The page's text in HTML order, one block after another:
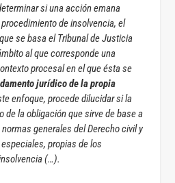
si una acción emana
de insolvencia, el
se basa el Tribunal de Justicia
al que corresponde una
procesal en el que ésta se
jurídico de la propia
enfoque, procede dilucidar si la
de la obligación que sirve de base a
generales del Derecho civil y
propias de los
(…).